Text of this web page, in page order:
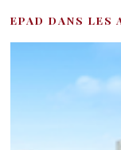
EPAD DANS LES